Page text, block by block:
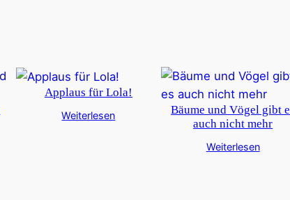
Applaus für Lola!
Weiterlesen
Bäume und Vögel gibt
auch nicht mehr
Weiterlesen